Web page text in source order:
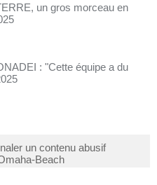
un gros morceau en
: "Cette équipe a du
un contenu abusif
Beach